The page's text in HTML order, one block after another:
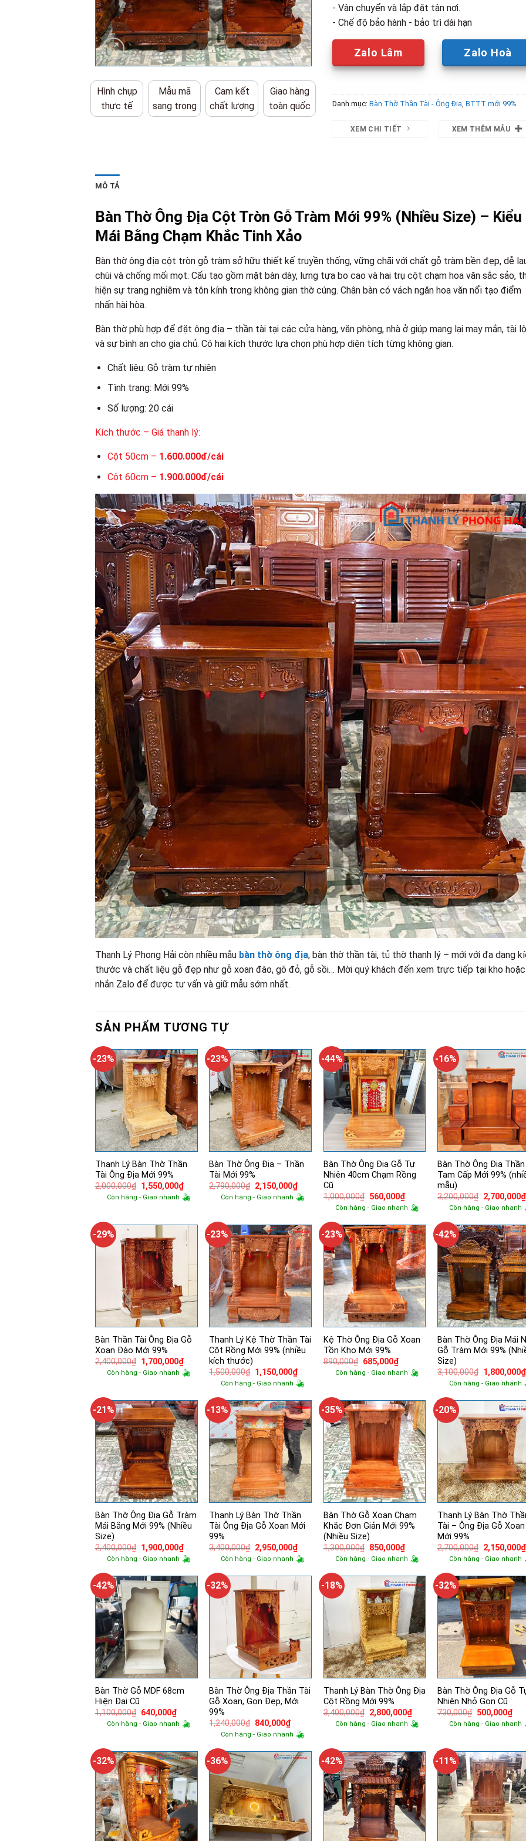
Hình chụp
thực tế
Mẫu mã
sang trọng
Cam kết
chất lượng
Giao hàng
toàn quốc
- Vận chuyển và lắp đặt tận nơi.
- Chế độ bảo hành - bảo trì dài hạn
Zalo Lâm Zalo Hoà
Danh mục: Bàn Thờ Thần Tài - Ông Địa BTTT mới 99%
XEM CHI TIẾT XEM THÊM MẪU
MÔ TẢ
Bàn Thờ Ông Địa Cột Tròn Gỗ Tràm Mới 99% (Nhiều Size) – Kiểu
Mái Bằng Chạm Khắc Tinh Xảo
Bàn thờ ông địa cột tròn gỗ tràm sở hữu thiết kế truyền thống, vững chãi với chất gỗ tràm bền đẹp, dễ
chùi và chống mối mọt. Cấu tạo gồm mặt bàn dày, lưng tựa bo cao và hai trụ cột chạm hoa văn sắc sảo,
hiện sự trang nghiêm và tôn kính trong không gian thờ cúng. Chân bàn có vách ngăn hoa văn nổi tạo điểm
nhấn hài hòa.
Bàn thờ phù hợp để đặt ông địa – thần tài tại các cửa hàng, văn phòng, nhà ở giúp mang lại may mắn, tài
và sự bình an cho gia chủ. Có hai kích thước lựa chọn phù hợp diện tích từng không gian.
Chất liệu: Gỗ tràm tự nhiên
Tình trạng: Mới 99%
Số lượng: 20 cái
Kích thước – Giá thanh lý:
Cột 50cm – 1.600.000đ/cái
Cột 60cm – 1.900.000đ/cái
Thanh Lý Phong Hải còn nhiều mẫu bàn thờ ông địa, bàn thờ thần tài, tủ thờ thanh lý – mới với đa dạng
thước và chất liệu gỗ đẹp như gỗ xoan đào, gõ đỏ, gỗ sồi… Mời quý khách đến xem trực tiếp tại kho hoặc
nhắn Zalo để được tư vấn và giữ mẫu sớm nhất.
SẢN PHẨM TƯƠNG TỰ
-23%
Thanh Lý Bàn Thờ Thần
Tài Ông Địa Mới 99%
2,000,000₫ Giá
gốc
là:
1,550,000₫Giá
hiện
tại
Còn hàng - Giao nhanh
-23%
Bàn Thờ Ông Địa – Thần
Tài Mới 99%
2,790,000₫ Giá
gốc
là:
2,150,000₫Giá
hiện
tại
Còn hàng - Giao nhanh
-44%
Bàn Thờ Ông Địa Gỗ Tự
Nhiên 40cm Chạm Rồng
Cũ
1,000,000₫ Giá
gốc
là:
560,000₫Giá
hiện
tại
560,000₫.
Còn hàng - Giao nhanh
-16%
Bàn Thờ Ông Địa Thần
Tam Cấp Mới 99%
mẫu)
3,200,000₫ Giá
gốc
là:
2,700,000₫
Còn hàng - Giao nhanh
-29%
Bàn Thần Tài Ông Địa Gỗ
Xoan Đào Mới 99%
2,400,000₫ Giá
gốc
là:
1,700,000₫Giá
hiện
tại
Còn hàng - Giao nhanh
-23%
Thanh Lý Kệ Thờ Thần Tài
Cột Rồng Mới 99% (nhiều
kích thước)
1,500,000₫ Giá
gốc
là:
1,150,000₫Giá
hiện
tại
1,150,000₫.
Còn hàng - Giao nhanh
-23%
Kệ Thờ Ông Địa Gỗ Xoan
Tồn Kho Mới 99%
890,000₫ Giá
gốc
là:
685,000₫Giá
hiện
tại
Còn hàng - Giao nhanh
-42%
Bàn Thờ Ông Địa Mái
Gỗ Tràm Mới 99%
Size)
3,100,000₫ Giá
gốc
là:
1,800,000₫
Còn hàng - Giao nhanh
-21%
Bàn Thờ Ông Địa Gỗ Tràm
Mái Bằng Mới 99% (Nhiều
Size)
2,400,000₫ Giá
gốc
là:
1,900,000₫Giá
hiện
tại
1,900,000₫.
Còn hàng - Giao nhanh
-13%
Thanh Lý Bàn Thờ Thần
Tài Ông Địa Gỗ Xoan Mới
99%
3,400,000₫ Giá
gốc
là:
2,950,000₫Giá
hiện
tại
2,950,000₫.
Còn hàng - Giao nhanh
-35%
Bàn Thờ Gỗ Xoan Chạm
Khắc Đơn Giản Mới 99%
(Nhiều Size)
1,300,000₫ Giá
gốc
là:
850,000₫Giá
hiện
tại
850,000₫.
Còn hàng - Giao nhanh
-20%
Thanh Lý Bàn Thờ
Tài – Ông Địa Gỗ Xoan
Mới 99%
2,700,000₫ Giá
gốc
là:
2,150,000₫
Còn hàng - Giao nhanh
-42%
Bàn Thờ Gỗ MDF 68cm
Hiện Đại Cũ
1,100,000₫ Giá
gốc
là:
640,000₫Giá
hiện
tại
Còn hàng - Giao nhanh
-32%
Bàn Thờ Ông Địa Thần Tài
Gỗ Xoan, Gọn Đẹp, Mới
99%
1,240,000₫ Giá
gốc
là:
840,000₫Giá
hiện
tại
840,000₫.
Còn hàng - Giao nhanh
-18%
Thanh Lý Bàn Thờ Ông Địa
Cột Rồng Mới 99%
3,400,000₫ Giá
gốc
là:
2,800,000₫Giá
hiện
tại
Còn hàng - Giao nhanh
-32%
Bàn Thờ Ông Địa Gỗ
Nhiên Nhỏ Gọn Cũ
730,000₫ Giá
gốc
là:
500,000₫Giá
tại
Còn hàng - Giao nhanh
-32% -36% -42% -11%